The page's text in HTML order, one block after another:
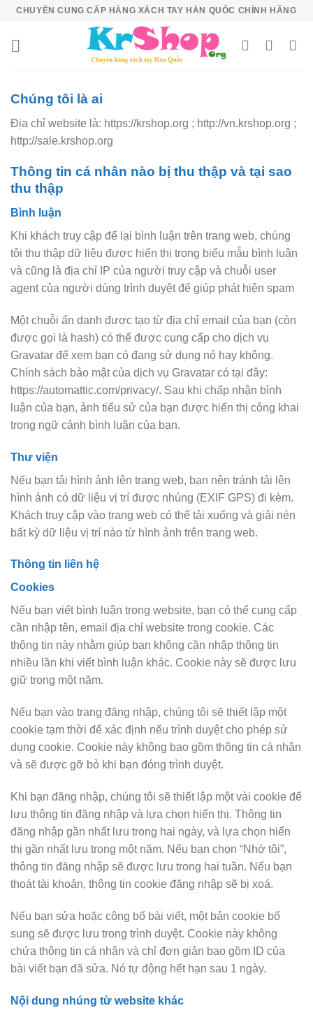
Skip
content
CHUYÊN CUNG CẤP HÀNG XÁCH TAY HÀN QUỐC CHÍNH HÃNG
Chúng tôi là ai
Địa chỉ website là: https://krshop.org ; http://vn.krshop.org ;
http://sale.krshop.org
Thông tin cá nhân nào bị thu thập và tại sao
thu thập
Bình luận
Khi khách truy cập để lại bình luận trên trang web, chúng
tôi thu thập dữ liệu được hiển thị trong biểu mẫu bình luận
và cũng là địa chỉ IP của người truy cập và chuỗi user
agent của người dùng trình duyệt để giúp phát hiện spam
Một chuỗi ẩn danh được tạo từ địa chỉ email của bạn (còn
được gọi là hash) có thể được cung cấp cho dịch vụ
Gravatar để xem bạn có đang sử dụng nó hay không.
Chính sách bảo mật của dịch vụ Gravatar có tại đây:
https://automattic.com/privacy/. Sau khi chấp nhận bình
luận của bạn, ảnh tiểu sử của bạn được hiển thị công khai
trong ngữ cảnh bình luận của bạn.
Thư viện
Nếu bạn tải hình ảnh lên trang web, bạn nên tránh tải lên
hình ảnh có dữ liệu vị trí được nhúng (EXIF GPS) đi kèm.
Khách truy cập vào trang web có thể tải xuống và giải nén
bất kỳ dữ liệu vị trí nào từ hình ảnh trên trang web.
Thông tin liên hệ
Cookies
Nếu bạn viết bình luận trong website, bạn có thể cung cấp
cần nhập tên, email địa chỉ website trong cookie. Các
thông tin này nhằm giúp bạn không cần nhập thông tin
nhiều lần khi viết bình luận khác. Cookie này sẽ được lưu
giữ trong một năm.
Nếu bạn vào trang đăng nhập, chúng tôi sẽ thiết lập một
cookie tạm thời để xác định nếu trình duyệt cho phép sử
dụng cookie. Cookie này không bao gồm thông tin cá nhân
và sẽ được gỡ bỏ khi bạn đóng trình duyệt.
Khi bạn đăng nhập, chúng tôi sẽ thiết lập một vài cookie để
lưu thông tin đăng nhập và lựa chọn hiển thị. Thông tin
đăng nhập gần nhất lưu trong hai ngày, và lựa chọn hiển
thị gần nhất lưu trong một năm. Nếu bạn chọn “Nhớ tôi”,
thông tin đăng nhập sẽ được lưu trong hai tuần. Nếu bạn
thoát tài khoản, thông tin cookie đăng nhập sẽ bị xoá.
Nếu bạn sửa hoặc công bố bài viết, một bản cookie bổ
sung sẽ được lưu trong trình duyệt. Cookie này không
chứa thông tin cá nhân và chỉ đơn giản bao gồm ID của
bài viết bạn đã sửa. Nó tự động hết hạn sau 1 ngày.
Nội dung nhúng từ website khác